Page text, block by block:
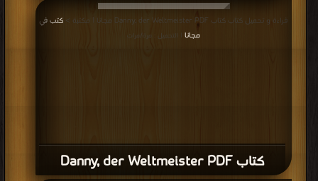
كتاب Danny, der Weltmeister PDF
قراءة و تحميل كتاب كتاب Danny, der Weltmeister PDF مجانا | مكتبة >
كتب في
مجانا | التحميل : مرة/مرات